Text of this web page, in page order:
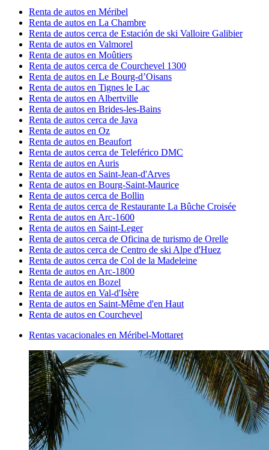
Renta de autos en Méribel
Renta de autos en La Chambre
Renta de autos cerca de Estación de ski Valloire Galibier
Renta de autos en Valmorel
Renta de autos en Moûtiers
Renta de autos cerca de Courchevel 1300
Renta de autos en Le Bourg-dʼOisans
Renta de autos en Tignes le Lac
Renta de autos en Albertville
Renta de autos en Brides-les-Bains
Renta de autos cerca de Java
Renta de autos en Oz
Renta de autos en Beaufort
Renta de autos cerca de Teleférico DMC
Renta de autos en Auris
Renta de autos en Saint-Jean-d'Arves
Renta de autos en Bourg-Saint-Maurice
Renta de autos cerca de Bollin
Renta de autos cerca de Restaurante La Bûche Croisée
Renta de autos en Arc-1600
Renta de autos en Saint-Leger
Renta de autos cerca de Oficina de turismo de Orelle
Renta de autos cerca de Centro de ski Alpe d'Huez
Renta de autos cerca de Col de la Madeleine
Renta de autos en Arc-1800
Renta de autos en Bozel
Renta de autos en Val-d'Isère
Renta de autos en Saint-Même d'en Haut
Renta de autos en Courchevel
Rentas vacacionales en Méribel-Mottaret